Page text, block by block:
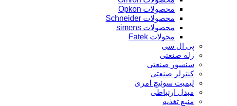
محصولات Opkon
محصولات Schneider
محصولات simens
محولات Fatek
پی ال سی
رله صنعتی
سنسور صنعتی
کنترلر صنعتی
لیمیت سوئیچ امری
مبدل ارتباطی
منبع تغذیه